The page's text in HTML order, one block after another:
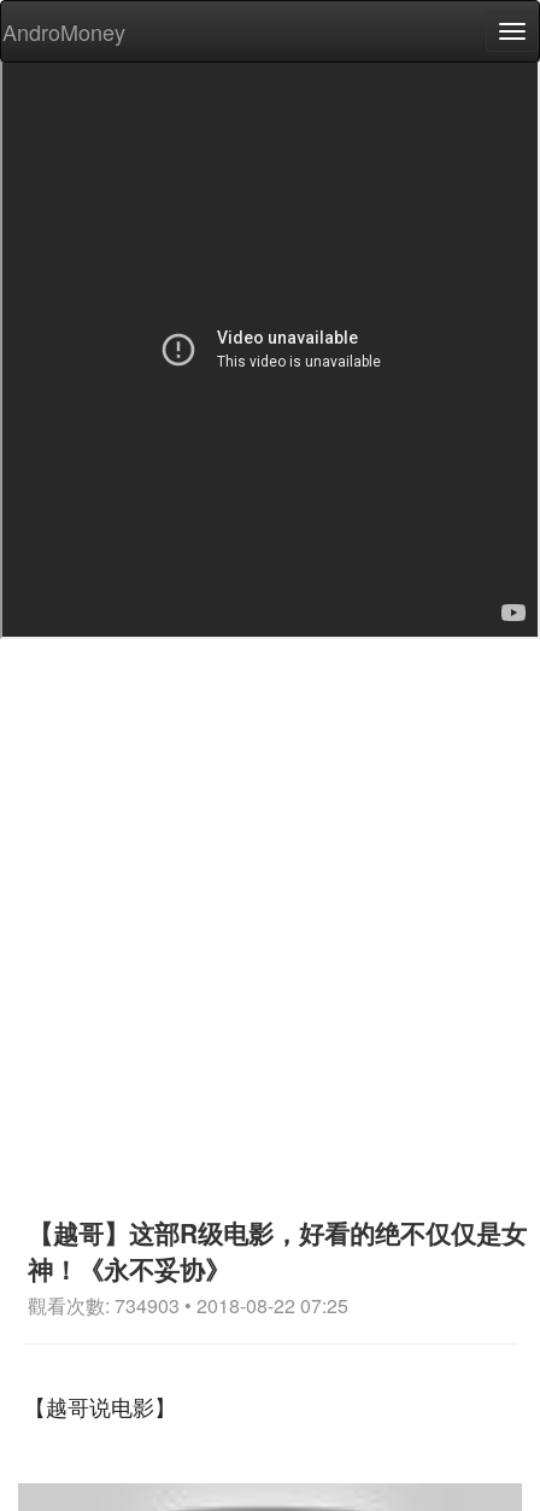
AndroMoney
【越哥】这部R级电影，好看的绝不仅仅是女
神！《永不妥协》
觀看次數: 734903 • 2018-08-22 07:25
【越哥说电影】